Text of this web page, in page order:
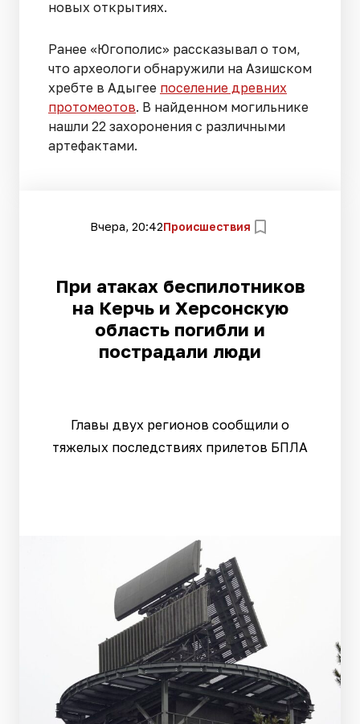
новых открытиях.
Ранее «Югополис» рассказывал о том,
что археологи обнаружили на Азишском
хребте в Адыгее поселение древних
протомеотов. В найденном могильнике
нашли 22 захоронения с различными
артефактами.
Вчера, 20:42Происшествия
При атаках беспилотников
на Керчь и Херсонскую
область погибли и
пострадали люди
Главы двух регионов сообщили о
тяжелых последствиях прилетов БПЛА